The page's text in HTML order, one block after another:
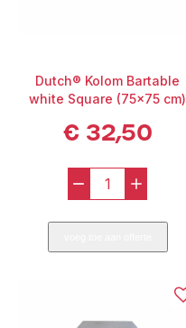
Dutch® Kolom Bartable
white Square (75x75 cm)
€32,50
-
Dutch®
Kolom
Bartable
(75x75
+